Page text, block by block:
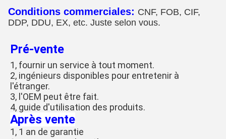
Conditions commerciales: CNF, FOB, CIF,
DDP, DDU, EX, etc. Juste selon vous.
Pré-vente
1, fournir un service à tout moment.
2, ingénieurs disponibles pour entretenir à
l'étranger.
3, l'OEM peut être fait.
4, guide d'utilisation des produits.
Après vente
1, 1 an de garantie